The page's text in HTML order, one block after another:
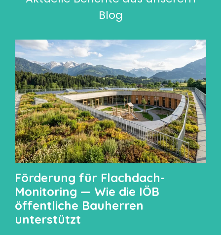
Blog
Förderung für Flachdach-
Monitoring — Wie die IÖB
öffentliche Bauherren
unterstützt